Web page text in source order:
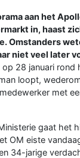
aan het
in, haast
Omstanders
niet veel later
28 januari
loopt,
met
gaat het
OM eiste
34-jarige